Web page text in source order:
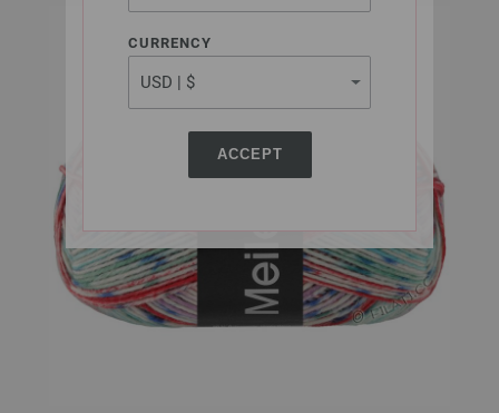
of America
CURRENCY
ACCEPT